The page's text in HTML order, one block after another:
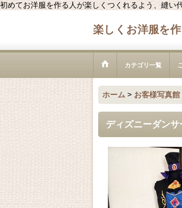
初めてお洋服を作る人が楽しくつくれるよう、縫い
楽しくお洋服を
カテゴリ一覧
ホーム > お客様写真館
ディズニーダン